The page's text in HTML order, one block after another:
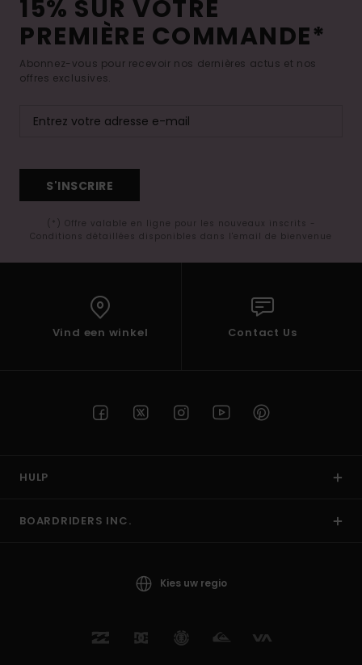
15% SUR VOTRE
PREMIÈRE COMMANDE*
Abonnez-vous pour recevoir nos dernières actus et nos
offres exclusives.
S'INSCRIRE
(*) Offre valable en ligne pour les nouveaux inscrits -
Conditions détaillées disponibles dans l'email de bienvenue
Vind een winkel Contact Us
HULP
BOARDRIDERS INC.
Kies uw regio